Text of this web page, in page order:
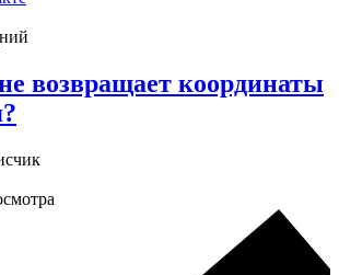
возвращает координаты